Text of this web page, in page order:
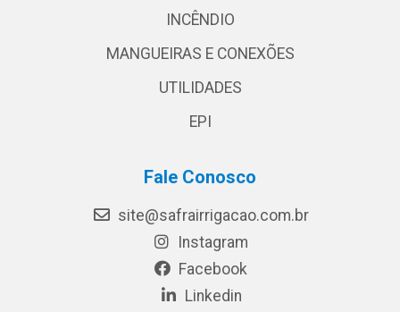
INCÊNDIO
MANGUEIRAS E CONEXÕES
UTILIDADES
EPI
Fale Conosco
site@safrairrigacao.com.br
Instagram
Facebook
Linkedin